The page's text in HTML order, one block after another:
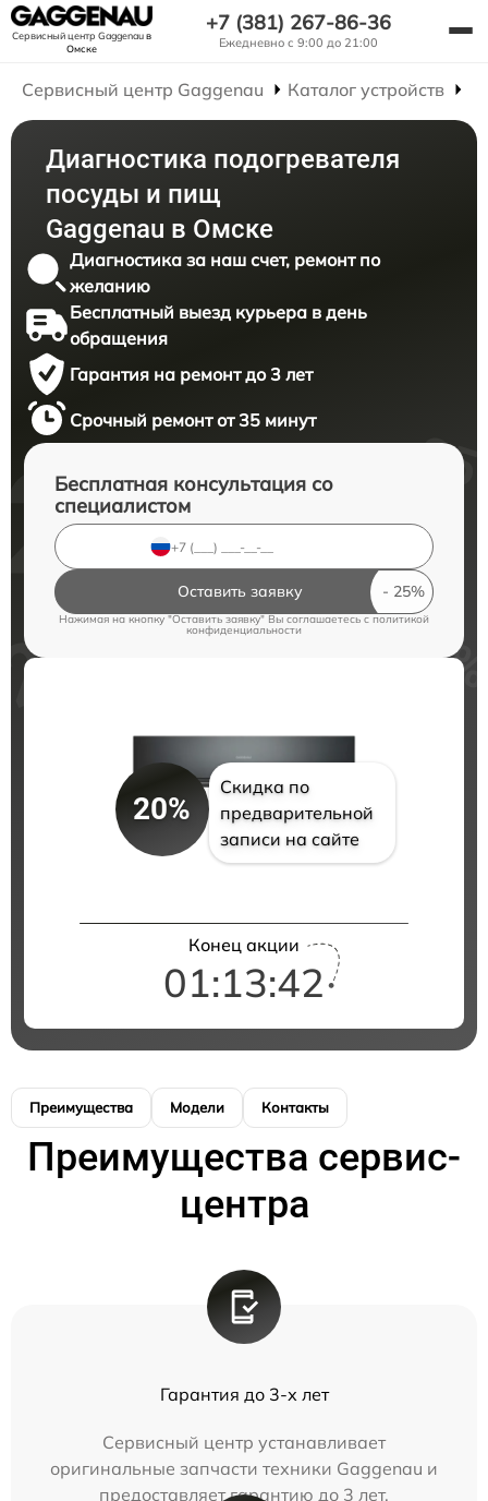
Сервисный центр Gaggenauв
Омске
+7 (381) 267-86-36
Ежедневно с 9:00 до 21:00
Сервисный центр Gaggenau Каталог устройств
Диагностика подогревателя
посуды и пищ
Gaggenau в Омске
Диагностика за наш счет, ремонт по
желанию
Бесплатный выезд курьера в день
обращения
Гарантия на ремонт до 3 лет
Срочный ремонт от 35 минут
Бесплатная консультация со
специалистом
Оставить заявку
Нажимая на кнопку "Оставить заявку" Вы соглашаетесь c политикой
конфиденциальности
20%
Скидка по
предварительной
записи на сайте
Конец акции
01:13:42
Преимущества Модели Контакты
Преимущества сервис-
центра
Гарантия до 3-х лет
Сервисный центр устанавливает
оригинальные запчасти техники Gaggenau и
предоставляет гарантию до 3 лет.